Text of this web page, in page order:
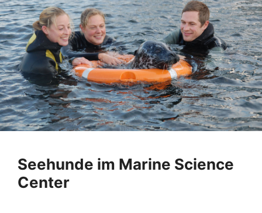
Seehunde im Marine Science
Center